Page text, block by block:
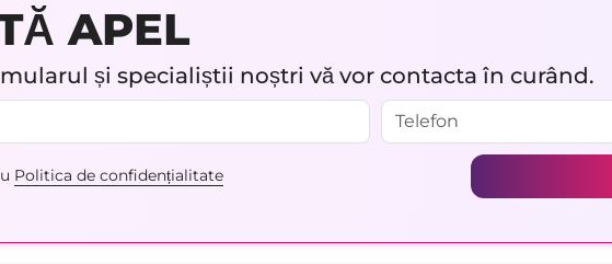
APEL
și specialiștii noștri vă vor contacta în curând.
Politica de confidențialitate